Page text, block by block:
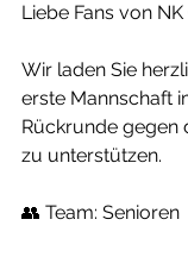
Liebe Fans von
Wir laden Sie
erste Mannschaft
Rückrunde gegen
zu unterstützen.
👥 Team: Senioren